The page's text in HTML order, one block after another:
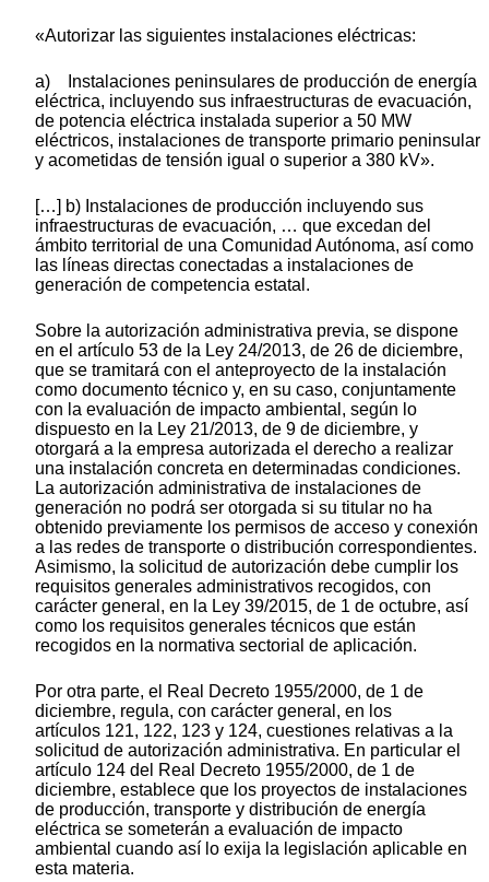
«Autorizar las siguientes instalaciones eléctricas:
a) Instalaciones peninsulares de producción de energía
eléctrica, incluyendo sus infraestructuras de evacuación,
de potencia eléctrica instalada superior a 50 MW
eléctricos, instalaciones de transporte primario peninsular
y acometidas de tensión igual o superior a 380 kV».
[…] b) Instalaciones de producción incluyendo sus
infraestructuras de evacuación, … que excedan del
ámbito territorial de una Comunidad Autónoma, así como
las líneas directas conectadas a instalaciones de
generación de competencia estatal.
Sobre la autorización administrativa previa, se dispone
en el artículo 53 de la Ley 24/2013, de 26 de diciembre,
que se tramitará con el anteproyecto de la instalación
como documento técnico y, en su caso, conjuntamente
con la evaluación de impacto ambiental, según lo
dispuesto en la Ley 21/2013, de 9 de diciembre, y
otorgará a la empresa autorizada el derecho a realizar
una instalación concreta en determinadas condiciones.
La autorización administrativa de instalaciones de
generación no podrá ser otorgada si su titular no ha
obtenido previamente los permisos de acceso y conexión
a las redes de transporte o distribución correspondientes.
Asimismo, la solicitud de autorización debe cumplir los
requisitos generales administrativos recogidos, con
carácter general, en la Ley 39/2015, de 1 de octubre, así
como los requisitos generales técnicos que están
recogidos en la normativa sectorial de aplicación.
Por otra parte, el Real Decreto 1955/2000, de 1 de
diciembre, regula, con carácter general, en los
artículos 121, 122, 123 y 124, cuestiones relativas a la
solicitud de autorización administrativa. En particular el
artículo 124 del Real Decreto 1955/2000, de 1 de
diciembre, establece que los proyectos de instalaciones
de producción, transporte y distribución de energía
eléctrica se someterán a evaluación de impacto
ambiental cuando así lo exija la legislación aplicable en
esta materia.